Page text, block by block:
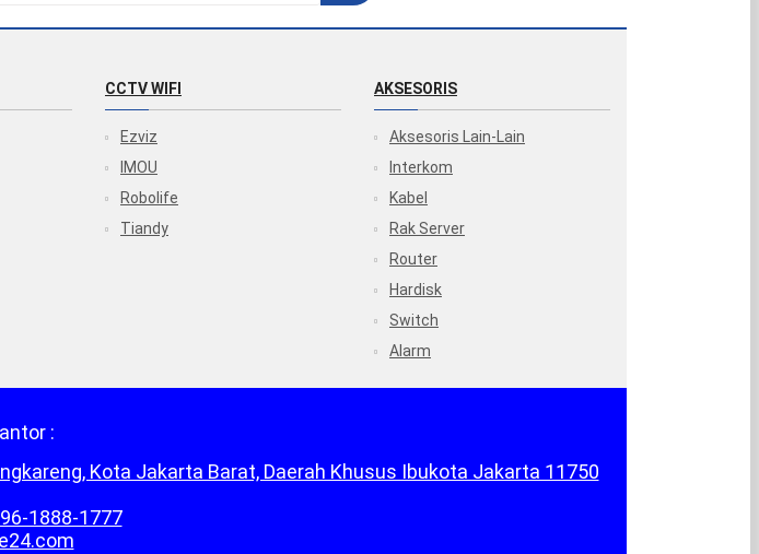
CCTV WIFI
Ezviz
IMOU
Robolife
Tiandy
AKSESORIS
Aksesoris Lain-Lain
Interkom
Kabel
Rak Server
Router
Hardisk
Switch
Alarm
:
Kota Jakarta Barat, Daerah Khusus Ibukota Jakarta 11750
1888-1777